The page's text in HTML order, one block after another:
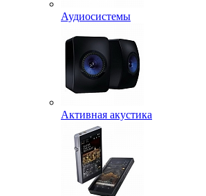
Аудиосистемы
Активная акустика